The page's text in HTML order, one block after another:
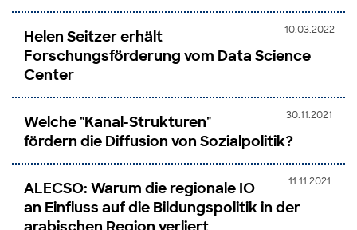
10.03.2022
Helen Seitzer erhält
Forschungsförderung vom Data Science
Center
30.11.2021
Welche "Kanal-Strukturen"
fördern die Diffusion von Sozialpolitik?
11.11.2021
ALECSO: Warum die regionale IO
an Einfluss auf die Bildungspolitik in der